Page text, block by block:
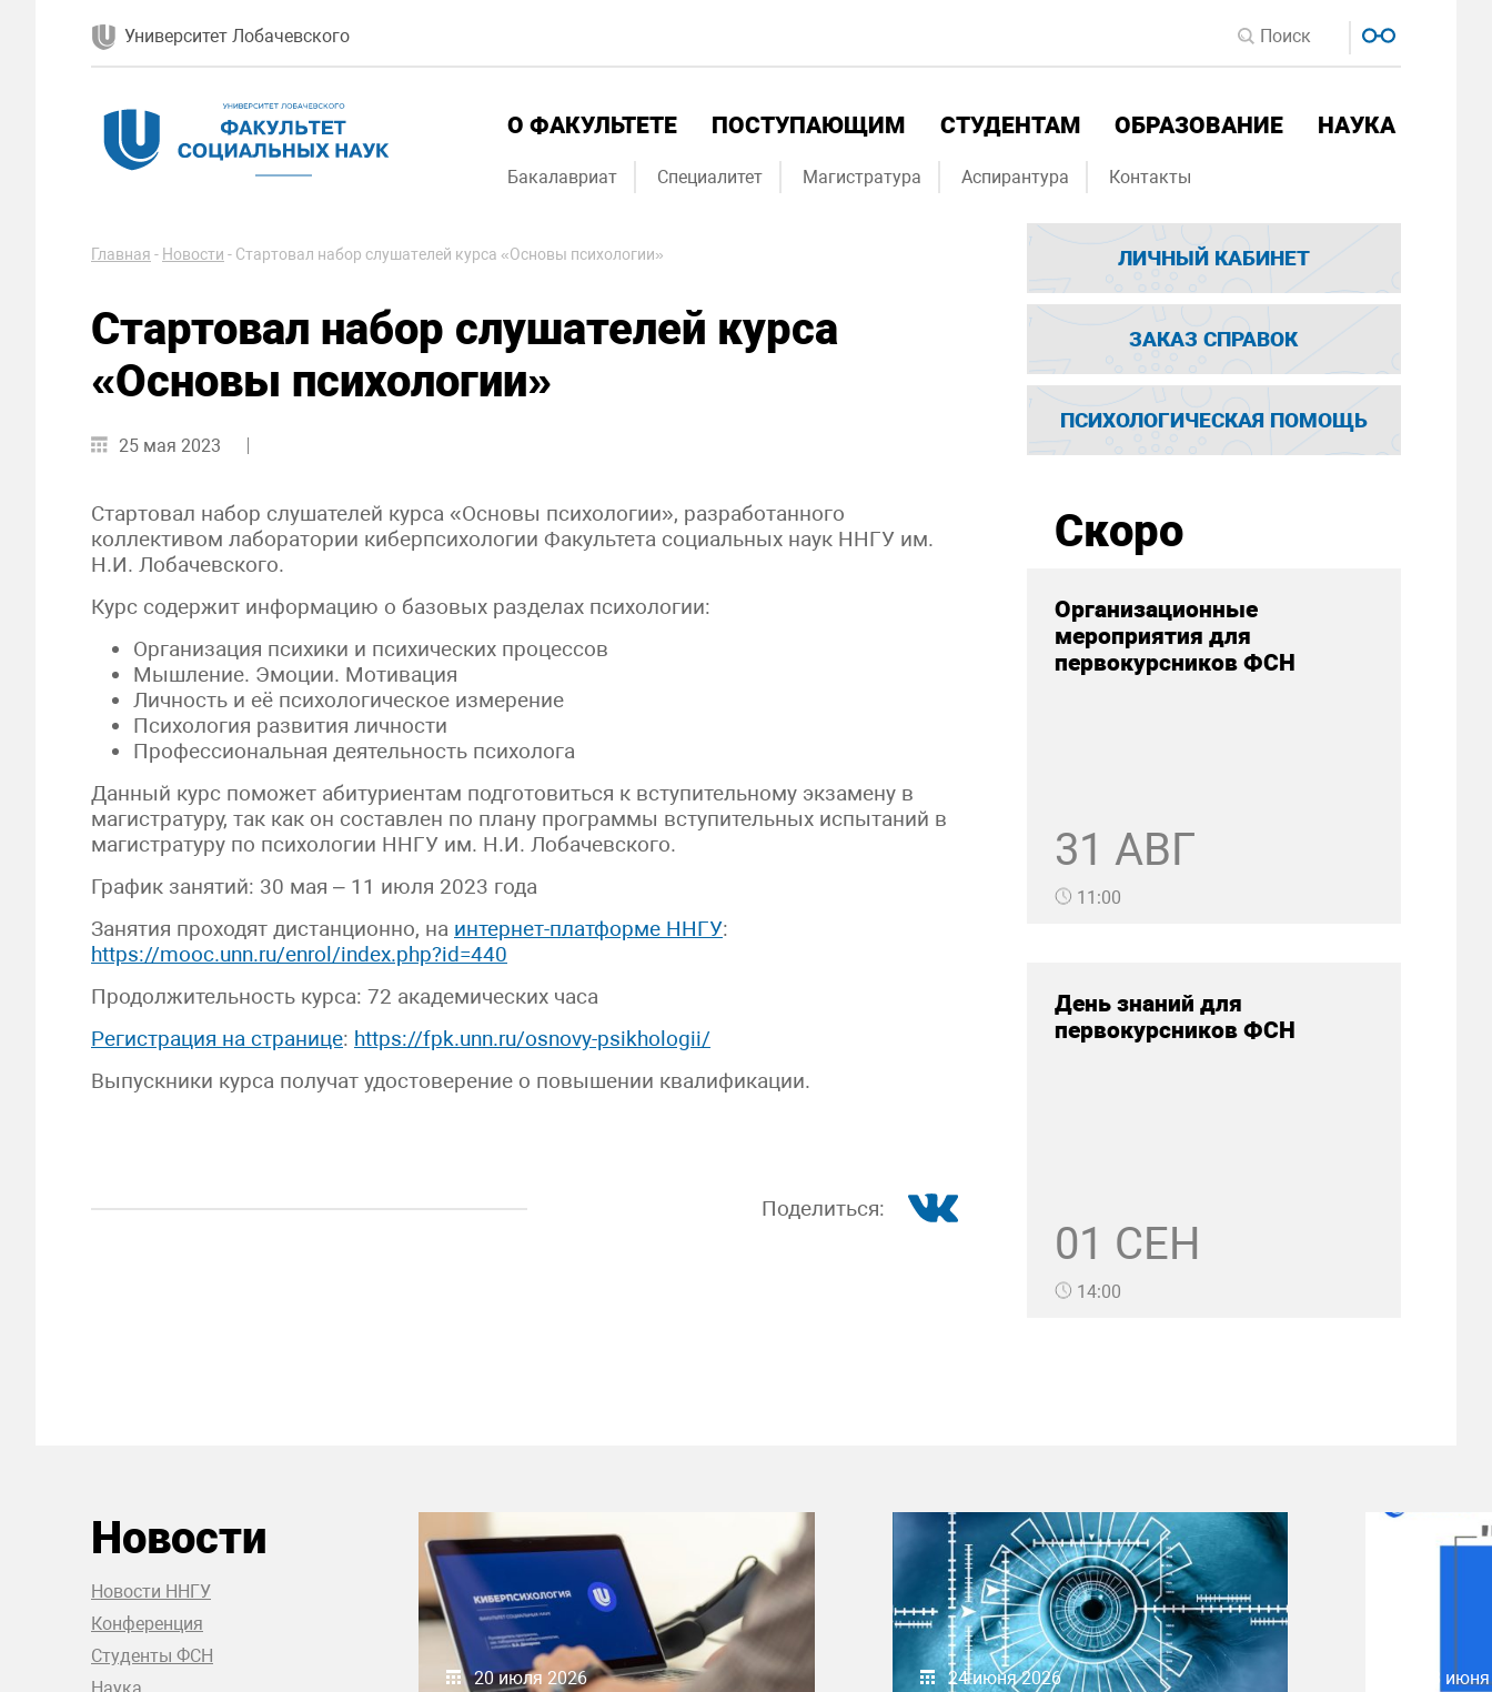
Университет Лобачевского
О ФАКУЛЬТЕТЕ ПОСТУПАЮЩИМ СТУДЕНТАМ ОБРАЗОВАНИЕ НАУКА
Бакалавриат Специалитет Магистратура Аспирантура Контакты
Главная - Новости - Стартовал набор слушателей курса «Основы психологии»
Стартовал набор слушателей курса
«Основы психологии»
25 мая 2023
Стартовал набор слушателей курса «Основы психологии», разработанного
коллективом лаборатории киберпсихологии Факультета социальных наук ННГУ им.
Н.И. Лобачевского.
Курс содержит информацию о базовых разделах психологии:
Организация психики и психических процессов
Мышление. Эмоции. Мотивация
Личность и её психологическое измерение
Психология развития личности
Профессиональная деятельность психолога
Данный курс поможет абитуриентам подготовиться к вступительному экзамену в
магистратуру, так как он составлен по плану программы вступительных испытаний в
магистратуру по психологии ННГУ им. Н.И. Лобачевского.
График занятий: 30 мая – 11 июля 2023 года
Занятия проходят дистанционно, на интернет-платформе ННГУ:
https://mooc.unn.ru/enrol/index.php?id=440
Продолжительность курса: 72 академических часа
Регистрация на странице: https://fpk.unn.ru/osnovy-psikhologii/
Выпускники курса получат удостоверение о повышении квалификации.
Поделиться:
ЛИЧНЫЙ КАБИНЕТ
ЗАКАЗ СПРАВОК
ПСИХОЛОГИЧЕСКАЯ ПОМОЩЬ
Скоро
Организационные
мероприятия для
первокурсников ФСН
31 АВГ
11:00
День знаний для
первокурсников ФСН
01 СЕН
14:00
Новости
Новости ННГУ
Конференция
Студенты ФСН
20 июля 2026 24 июня 2026 08